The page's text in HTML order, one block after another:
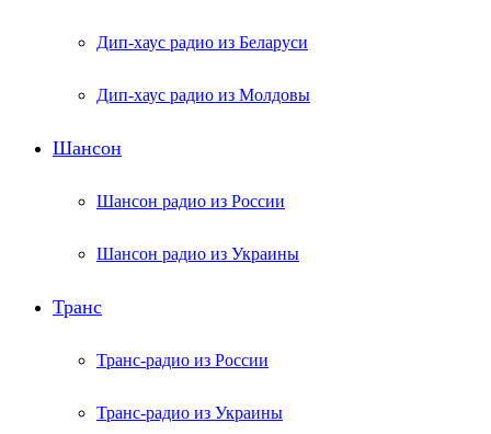
Дип-хаус радио из Беларуси
Дип-хаус радио из Молдовы
Шансон
Шансон радио из России
Шансон радио из Украины
Транс
Транс-радио из России
Транс-радио из Украины